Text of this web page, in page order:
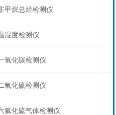
甲烷总烃检测仪
湿度检测仪
氧化碳检测仪
氧化硫检测仪
氟化硫气体检测仪